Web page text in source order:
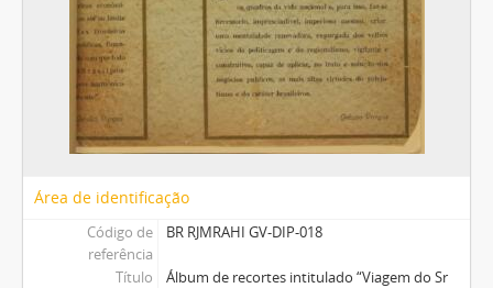
Área de identificação
Código de
referência
BR RJMRAHI GV-DIP-018
Título
Álbum de recortes intitulado “Viagem do Sr